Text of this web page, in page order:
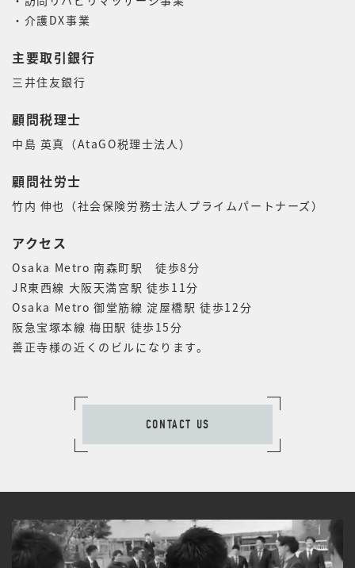
・介護DX事業
主要取引銀行
三井住友銀行
顧問税理士
中島 英真（AtaGO税理士法人）
顧問社労士
竹内 伸也 （社会保険労務士法人プライムパートナーズ）
アクセス
Osaka Metro 南森町駅 徒歩8分
JR東西線 大阪天満宮駅 徒歩11分
Osaka Metro 御堂筋線 淀屋橋駅 徒歩12分
阪急宝塚本線 梅田駅 徒歩15分
善正寺様の近くのビルになります。
CONTACT US